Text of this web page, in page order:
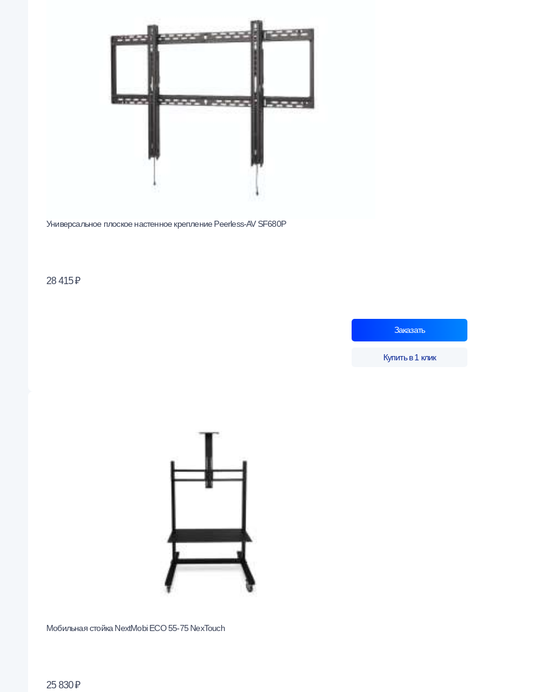
Универсальное плоское настенное крепление Peerless-AV SF680P
28 415 ₽
Заказать
Купить в 1 клик
Мобильная стойка NextMobi ECO 55-75 NexTouch
25 830 ₽